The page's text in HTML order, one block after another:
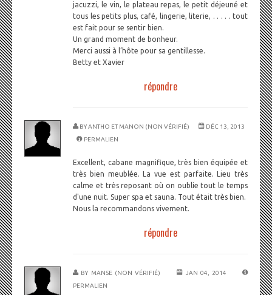
jacuzzi, le vin, le plateau repas, le petit déjeuné et
tous les petits plus, café, lingerie, literie, . . . . . tout
est fait pour se sentir bien.
Un grand moment de bonheur.
Merci aussi à l’hôte pour sa gentillesse.
Betty et Xavier
répondre
BYANTHO ET MANON (NON VÉRIFIÉ)
DÉC 13, 2013
PERMALIEN
Excellent, cabane magnifique, très bien équipée et
très bien meublée. La vue est parfaite. Lieu très
calme et très reposant où on oublie tout le temps
d'une nuit. Super spa et sauna. Tout était très bien.
Nous la recommandons vivement.
répondre
BY MANSE (NON VÉRIFIÉ)
JAN 04, 2014
PERMALIEN